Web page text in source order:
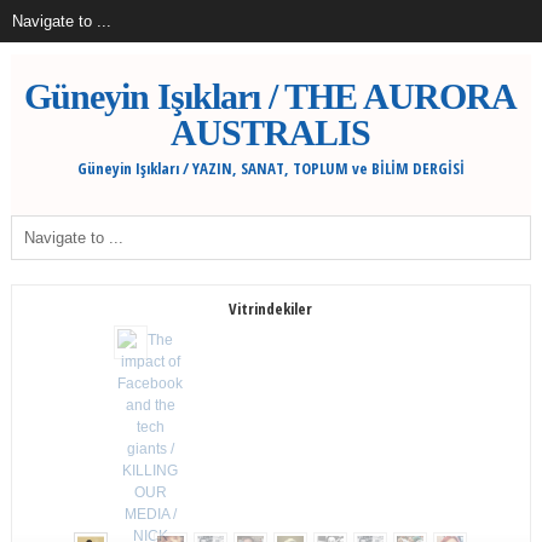
Güneyin Işıkları / THE AURORA
AUSTRALIS
Güneyin Işıkları / YAZIN, SANAT, TOPLUM ve BİLİM DERGİSİ
Vitrindekiler